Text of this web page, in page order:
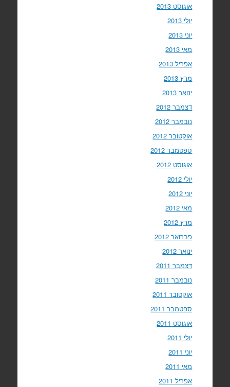
אוגוסט 2013
יולי 2013
יוני 2013
מאי 2013
אפריל 2013
מרץ 2013
ינואר 2013
דצמבר 2012
נובמבר 2012
אוקטובר 2012
ספטמבר 2012
אוגוסט 2012
יולי 2012
יוני 2012
מאי 2012
מרץ 2012
פברואר 2012
ינואר 2012
דצמבר 2011
נובמבר 2011
אוקטובר 2011
ספטמבר 2011
אוגוסט 2011
יולי 2011
יוני 2011
מאי 2011
אפריל 2011